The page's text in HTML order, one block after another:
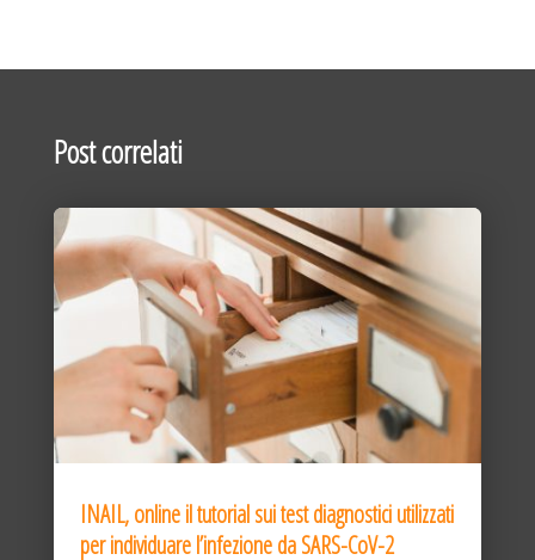
Post correlati
INAIL, online il tutorial sui test diagnostici utilizzati
per individuare l’infezione da SARS-CoV-2